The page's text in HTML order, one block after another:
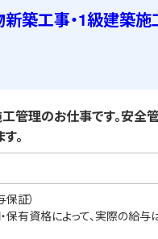
築工事・1級建築
理のお仕事です。安全
。
証）
保有資格によって、実際の給与